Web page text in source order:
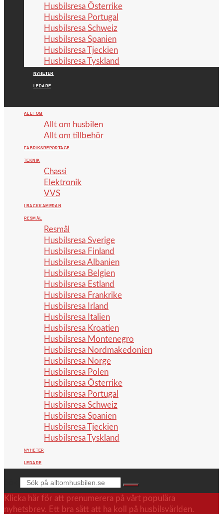
Husbilsresa Österrike
Husbilsresa Portugal
Husbilsresa Schweiz
Husbilsresa Spanien
Husbilsresa Tjeckien
Husbilsresa Tyskland
NYHETER
LEDARE
ALLT OM
Allt om husbilen
Allt om tillbehör
FABRIKSREPORTAGE
TEKNIK
Chassi
Elektronik
VVS
I BACKKAMERAN
RESMÅL
Resmål
Husbilsresa Sverige
Husbilsresa Finland
Husbilsresa Albanien
Husbilsresa Belgien
Husbilsresa Estland
Husbilsresa Frankrike
Husbilsresa Irland
Husbilsresa Italien
Husbilsresa Kroatien
Husbilsresa Montenegro
Husbilsresa Nordmakedonien
Husbilsresa Norge
Husbilsresa Polen
Husbilsresa Österrike
Husbilsresa Portugal
Husbilsresa Schweiz
Husbilsresa Spanien
Husbilsresa Tjeckien
Husbilsresa Tyskland
NYHETER
LEDARE
Klicka här för att prenumerera på vårt populära
nyhetsbrev. Ett bra sätt att ha koll på husbilsvärlden.